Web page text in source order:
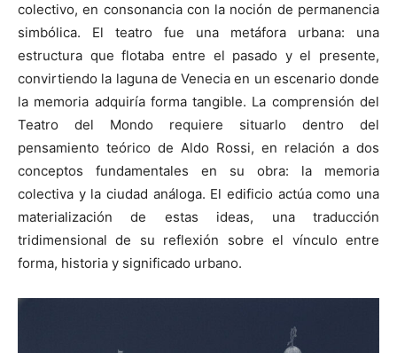
colectivo, en consonancia con la noción de permanencia
simbólica. El teatro fue una metáfora urbana: una
estructura que flotaba entre el pasado y el presente,
convirtiendo la laguna de Venecia en un escenario donde
la memoria adquiría forma tangible. La comprensión del
Teatro del Mondo requiere situarlo dentro del
pensamiento teórico de Aldo Rossi, en relación a dos
conceptos fundamentales en su obra: la memoria
colectiva y la ciudad análoga. El edificio actúa como una
materialización de estas ideas, una traducción
tridimensional de su reflexión sobre el vínculo entre
forma, historia y significado urbano.